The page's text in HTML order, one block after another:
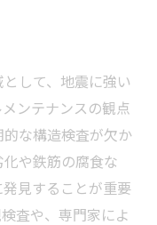
して、地震に強い
ンテナンスの観点
な構造検査が欠か
や鉄筋の腐食な
見することが重要
査や、専門家によ